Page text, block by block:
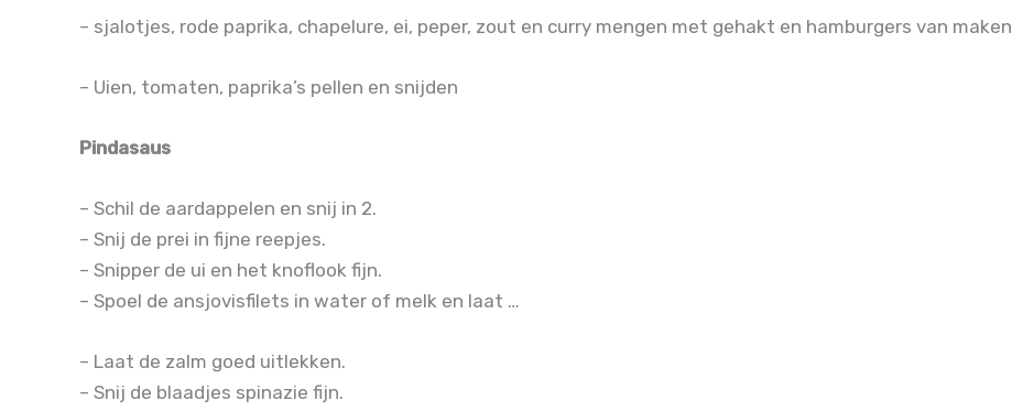
– sjalotjes, rode paprika, chapelure, ei, peper, zout en curry mengen met gehakt en hamburgers van maken
– Uien, tomaten, paprika’s pellen en snijden
Pindasaus
– Schil de aardappelen en snij in 2.
– Snij de prei in fijne reepjes.
– Snipper de ui en het knoflook fijn.
– Spoel de ansjovisfilets in water of melk en laat …
– Laat de zalm goed uitlekken.
– Snij de blaadjes spinazie fijn.